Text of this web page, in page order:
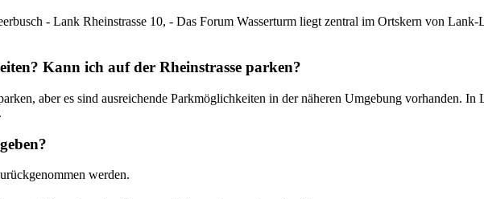
- Lank Rheinstrasse 10, - Das Forum Wasserturm liegt zentral im Ortskern von
Kann ich auf der Rheinstrasse parken?
aber es sind ausreichende Parkmöglichkeiten in der näheren Umgebung vorhanden.
werden.